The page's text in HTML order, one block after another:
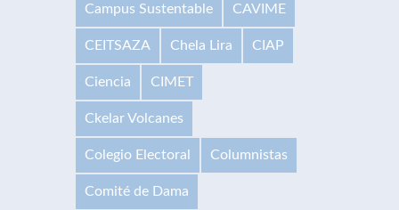
Campus Sustentable CAVIME
CEITSAZA Chela Lira CIAP
Ciencia CIMET
Ckelar Volcanes
Colegio Electoral Columnistas
Comité de Dama